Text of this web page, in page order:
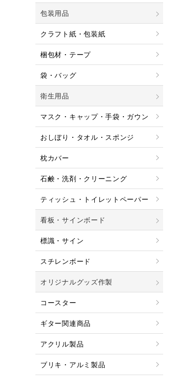
包装用品
クラフト紙・包装紙
梱包材・テープ
袋・バッグ
衛生用品
マスク・キャップ・手袋・ガウン
おしぼり・タオル・スポンジ
枕カバー
石鹸・洗剤・クリーニング
ティッシュ・トイレットペーパー
看板・サインボード
標識・サイン
スチレンボード
オリジナルグッズ作製
コースター
ギター関連商品
アクリル製品
ブリキ・アルミ製品